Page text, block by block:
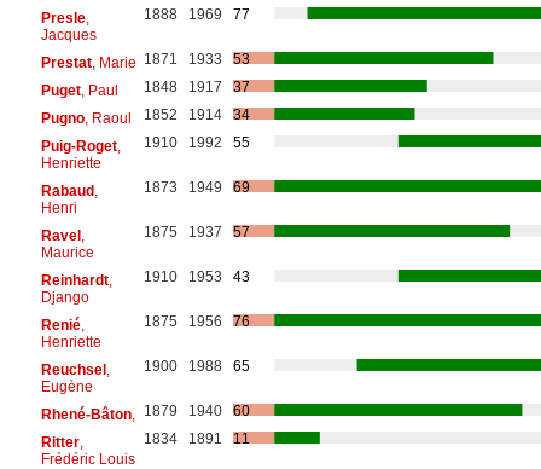
Presle,
Jacques
1888 1969 77
Prestat, Marie 1871 1933
53
Puget, Paul 1848 1917
37
Pugno, Raoul 1852 1914
34
Puig-Roget,
Henriette
1910 1992 55
Rabaud,
Henri
1873 1949 69
Ravel,
Maurice
1875 1937 57
Reinhardt,
Django
1910 1953 43
Renié,
Henriette
1875 1956 76
Reuchsel,
Eugène
1900 1988 65
Rhené-Bâton, 1879 1940
60
Ritter,
Frédéric Louis
1834 1891 11